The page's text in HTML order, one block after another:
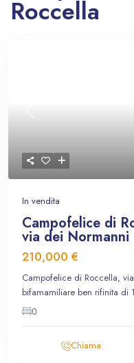
Roccella
In vendita
Campofelice di
via dei Normanni
210,000 €
Campofelice di Roccella,
bifamamiliare ben rifinita di
0
Chiama